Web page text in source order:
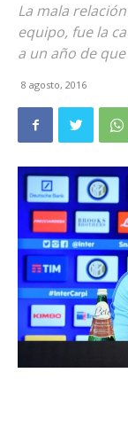
La mala
equipo, fue la
a un año de
8 agosto, 2016